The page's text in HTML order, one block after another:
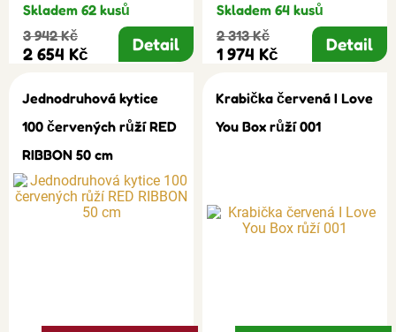
Skladem 62 kusů
3 942 Kč
2 654 Kč Detail
Skladem 64 kusů
2 313 Kč
1 974 Kč Detail
Jednodruhová kytice
100 červených růží RED
RIBBON 50 cm
Krabička červená I Love
You Box růží 001